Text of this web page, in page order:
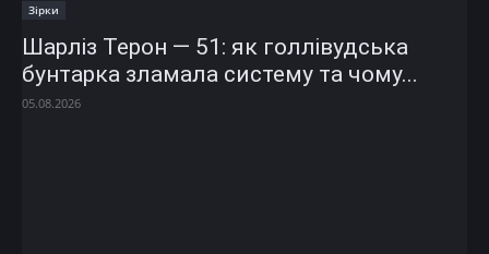
Зірки
Шарліз Терон — 51: як голлівудська
бунтарка зламала систему та чому...
05.08.2026